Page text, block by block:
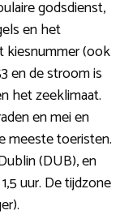
godsdienst,
en het
kiesnummer (ook
en de stroom is
het zeeklimaat.
en mei en
meeste toeristen.
(DUB), en
uur. De tijdzone